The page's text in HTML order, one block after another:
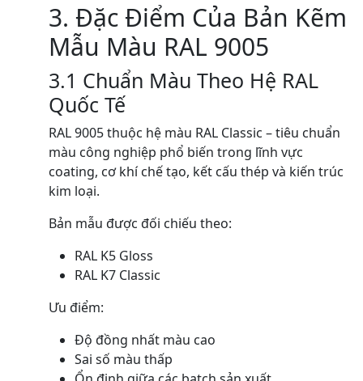
3. Đặc Điểm Của Bản Kẽm
Mẫu Màu RAL 9005
3.1 Chuẩn Màu Theo Hệ RAL
Quốc Tế
RAL 9005 thuộc hệ màu RAL Classic – tiêu chuẩn
màu công nghiệp phổ biến trong lĩnh vực
coating, cơ khí chế tạo, kết cấu thép và kiến trúc
kim loại.
Bản mẫu được đối chiếu theo:
RAL K5 Gloss
RAL K7 Classic
Ưu điểm:
Độ đồng nhất màu cao
Sai số màu thấp